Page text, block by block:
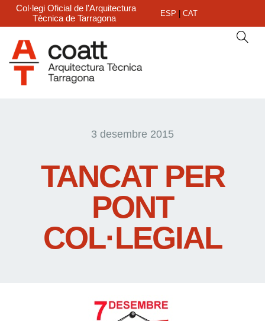
Col·legi Oficial de l’Arquitectura
Tècnica de Tarragona
ESP CAT
3 desembre 2015
TANCAT PER
PONT
COL·LEGIAL